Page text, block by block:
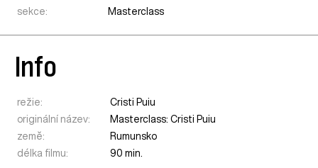
sekce:
Masterclass
Info
režie:
Cristi Puiu
originální název:
Masterclass: Cristi Puiu
země:
Rumunsko
délka filmu:
90 min.